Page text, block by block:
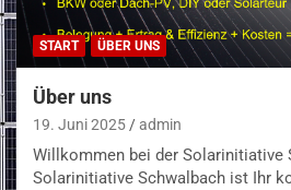
START ÜBER UNS
Über uns
19. Juni 2025 admin
Willkommen bei der Solarinitiative
Solarinitiative Schwalbach ist Ihr